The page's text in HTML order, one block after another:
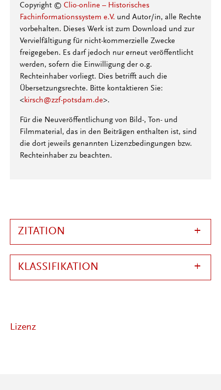
Copyright © Clio-online – Historisches
Fachinformationssystem e.V. und Autor/in, alle Rechte
vorbehalten. Dieses Werk ist zum Download und zur
Vervielfältigung für nicht-kommerzielle Zwecke
freigegeben. Es darf jedoch nur erneut veröffentlicht
werden, sofern die Einwilligung der o.g.
Rechteinhaber vorliegt. Dies betrifft auch die
Übersetzungsrechte. Bitte kontaktieren Sie:
<kirsch@zzf-potsdam.de>.
Für die Neuveröffentlichung von Bild-, Ton- und
Filmmaterial, das in den Beiträgen enthalten ist, sind
die dort jeweils genannten Lizenzbedingungen bzw.
Rechteinhaber zu beachten.
ZITATION
KLASSIFIKATION
Lizenz